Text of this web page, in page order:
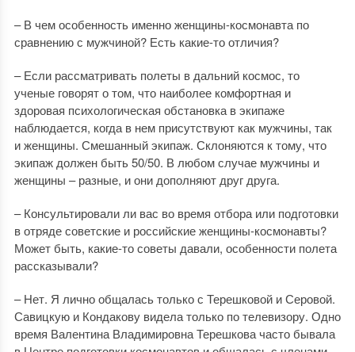
– В чем особенность именно женщины-космонавта по
сравнению с мужчиной? Есть какие-то отличия?
– Если рассматривать полеты в дальний космос, то
ученые говорят о том, что наиболее комфортная и
здоровая психологическая обстановка в экипаже
наблюдается, когда в нем присутствуют как мужчины, так
и женщины. Смешанный экипаж. Склоняются к тому, что
экипаж должен быть 50/50. В любом случае мужчины и
женщины – разные, и они дополняют друг друга.
– Консультировали ли вас во время отбора или подготовки
в отряде советские и российские женщины-космонавты?
Может быть, какие-то советы давали, особенности полета
рассказывали?
– Нет. Я лично общалась только с Терешковой и Серовой.
Савицкую и Кондакову видела только по телевизору. Одно
время Валентина Владимировна Терешкова часто бывала